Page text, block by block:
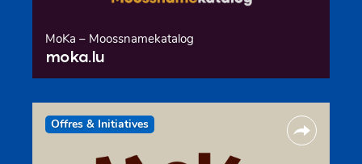
MoKa – Moossnamekatalog
moka.lu
Offres & Initiatives